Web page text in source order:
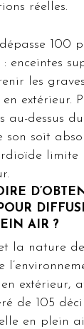
réelles.
100
enceintes
les
extérieur.
au-dessus
son soit
limite
AIR ?
la nature de
extérieur,
de 105
en plein